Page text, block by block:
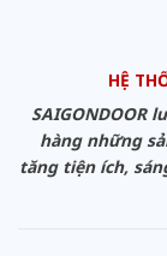
HỆ
SAIGONDOOR
hàng những
tăng tiện ích,